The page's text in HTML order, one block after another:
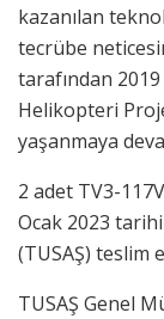
kazanılan
tecrübe
tarafından 2019
Helikopteri
yaşanmaya
2 adet TV3-
Ocak 2023
(TUSAŞ) teslim
TUSAŞ Genel